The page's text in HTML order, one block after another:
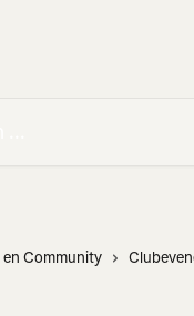
Community